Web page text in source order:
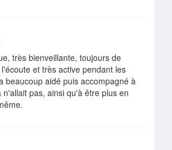
très bienveillante, toujours de
et très active pendant les
beaucoup aidé puis accompagné à
n'allait pas, ainsi qu'à être plus en